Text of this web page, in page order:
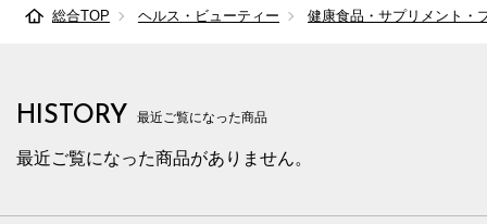
総合TOP ヘルス・ビューティー 健康食品・サプリメント・
HISTORY 最近ご覧になった商品
最近ご覧になった商品がありません。